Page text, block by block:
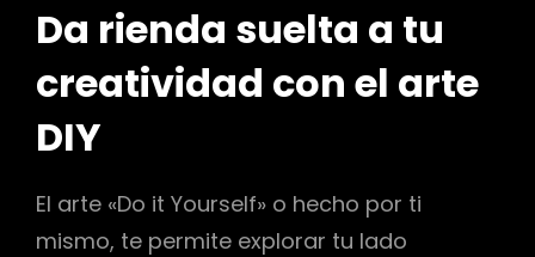
Da rienda suelta a tu
creatividad con el arte
DIY
El arte «Do it Yourself» o hecho por ti
mismo, te permite explorar tu lado